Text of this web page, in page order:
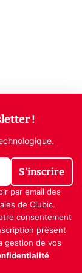
!
S'inscrire
par email des
de Clubic.
consentement
présent
gestion de vos